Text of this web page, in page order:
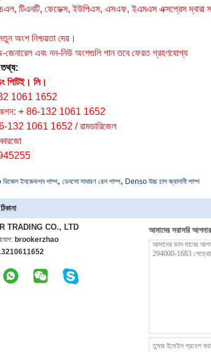
টিএনটি, ফেডেক্স, ইউপিএস, এসএফ, ইএমএস এক্সপ্রেস দ্বারা
অংশ নিশ্চয়তা দেয়।
জেনারেল এবং নন-নিউ অংশগুলি পান তবে ফেরত গ্রহণযোগ্য
তথ্য:
পিটিই। লি।
1061 1652
+ 86-132 1061 1652
132 1061 1652 / রামডারিজেল
ইনজেকশন পাম্প, ডেনসো সাধারণ রেল পাম্প, Denso উচ্চ চাপ জ্বালানী পাম্প
TRADING CO., LTD
brookerzhao
আমাদের সরাসরি